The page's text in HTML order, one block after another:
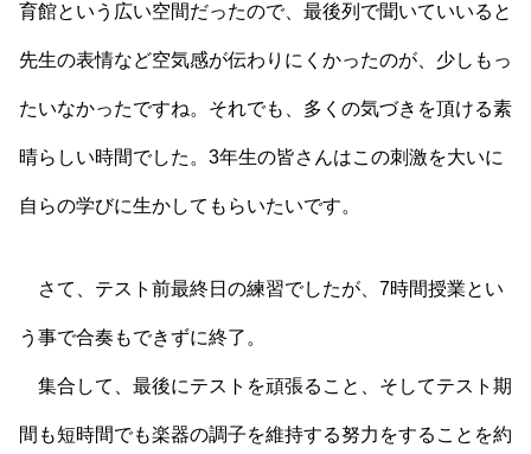
育館という広い空間だったので、最後列で聞いていいると
先生の表情など空気感が伝わりにくかったのが、少しもっ
たいなかったですね。それでも、多くの気づきを頂ける素
晴らしい時間でした。3年生の皆さんはこの刺激を大いに
自らの学びに生かしてもらいたいです。
さて、テスト前最終日の練習でしたが、7時間授業とい
う事で合奏もできずに終了。
集合して、最後にテストを頑張ること、そしてテスト期
間も短時間でも楽器の調子を維持する努力をすることを約